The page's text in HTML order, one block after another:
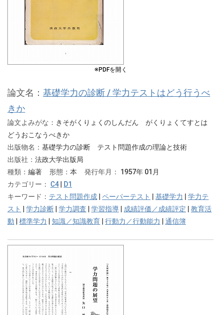
※PDFを開く
論文名： 基礎学力の診断 / 学力テストはどう行うべ
きか
論文よみがな： きそがくりょくのしんだん がくりょくてすとは
どうおこなうべきか
出版物名： 基礎学力の診断 テスト問題作成の理論と技術
出版社： 法政大学出版局
種類： 編著 形態： 本 発行年月：
1957年 01月
カテゴリー： C4
D1
キーワード： テスト問題作成 ペーパーテスト 基礎学力
学力テ
スト
学力診断 学力調査 学習指導 成績評価／成績評定
教育活
動
標準学力 知識／知識教育 行動力／行動能力 通信簿